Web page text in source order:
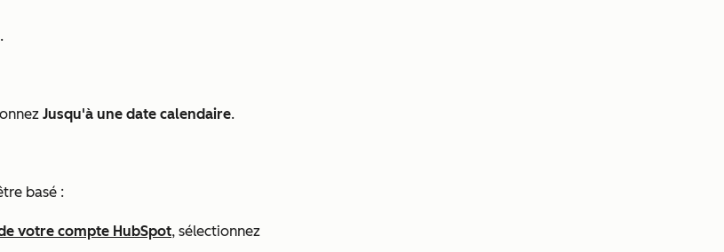
.
Jusqu'à une date calendaire.
basé :
votre compte HubSpot, sélectionnez